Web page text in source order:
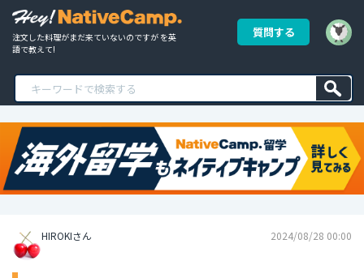
注文した料理がまだ来ていないのですが を英
語で教えて!
質問する
HIROKIさん 2024/08/28 00:00